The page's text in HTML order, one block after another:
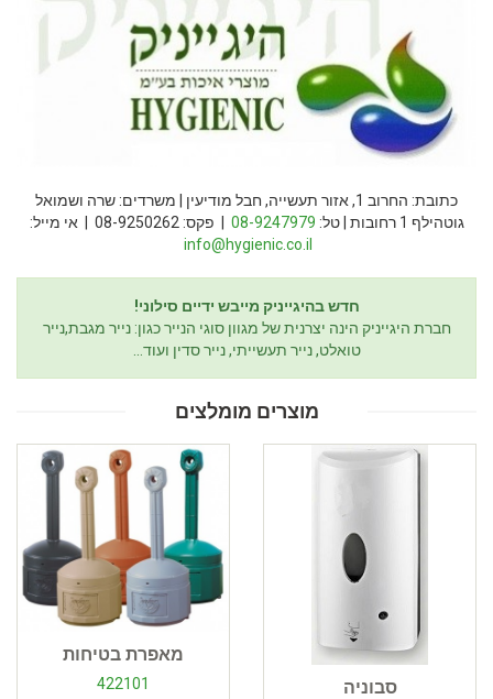
כתובת: החרוב 1, אזור תעשייה, חבל מודיעין | משרדים: שרה ושמואל
גוטהילף 1 רחובות | טל:
08-9247979 | פקס: 08-9250262 | אי מייל:
info@hygienic.co.il
חדש בהיגייניק מייבש ידיים סילוני!
חברת היגייניק הינה יצרנית של מגוון סוגי הנייר כגון: נייר מגבת,נייר
טואלט, נייר תעשייתי, נייר סדין ועוד...
מוצרים מומלצים
סבוניה
מאפרת בטיחות
422101